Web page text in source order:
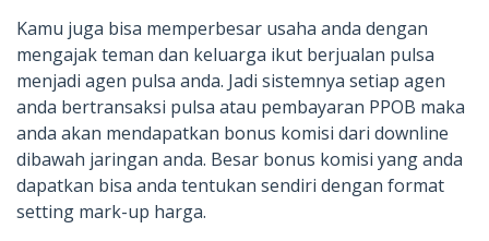
Kamu juga bisa memperbesar usaha anda dengan
mengajak teman dan keluarga ikut berjualan pulsa
menjadi agen pulsa anda. Jadi sistemnya setiap agen
anda bertransaksi pulsa atau pembayaran PPOB maka
anda akan mendapatkan bonus komisi dari downline
dibawah jaringan anda. Besar bonus komisi yang anda
dapatkan bisa anda tentukan sendiri dengan format
setting mark-up harga.